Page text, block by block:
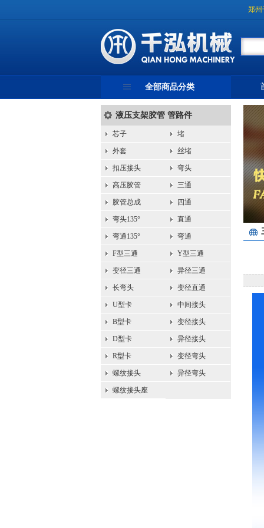
郑州
全部商品分类
液压支架胶管 管路件
芯子 堵
外套 丝堵
扣压接头 弯头
高压胶管 三通
胶管总成 四通
弯头135° 直通
弯通135° 弯通
F型三通 Y型三通
变径三通 异径三通
长弯头 变径直通
U型卡 中间接头
B型卡 变径接头
D型卡 异径接头
R型卡 变径弯头
螺纹接头 异径弯头
螺纹接头座